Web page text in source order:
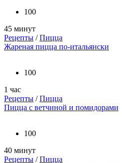
100
45 минут
Рецепты /Пицца
Жареная пицца по-итальянски
100
1 час
Рецепты /Пицца
Пицца с ветчиной и помидорами
100
40 минут
Рецепты /Пицца